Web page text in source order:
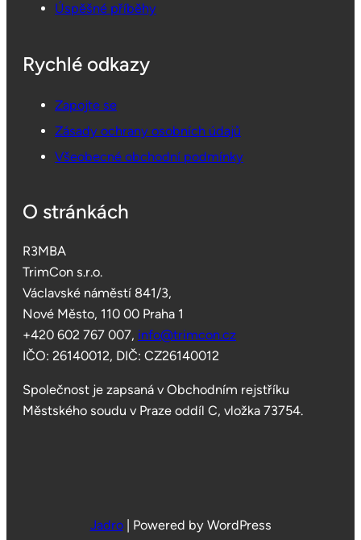
Úspěšné příběhy
Rychlé odkazy
Zapojte se
Zásady ochrany osobních údajů
Všeobecné obchodní podmínky
O stránkách
R3MBA
TrimCon s.r.o.
Václavské náměstí 841/3,
Nové Město, 110 00 Praha 1
+420 602 767 007, info@trimcon.cz
IČO: 26140012, DIČ: CZ26140012
Společnost je zapsaná v Obchodním rejstříku
Městského soudu v Praze oddíl C, vložka 73754.
Jadro Powered by WordPress